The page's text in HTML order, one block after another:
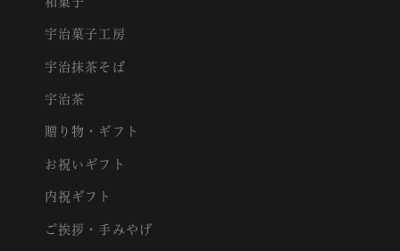
宇治菓子工房
宇治抹茶そば
宇治茶
贈り物・ギフト
お祝いギフト
内祝ギフト
ご挨拶・手みやげ